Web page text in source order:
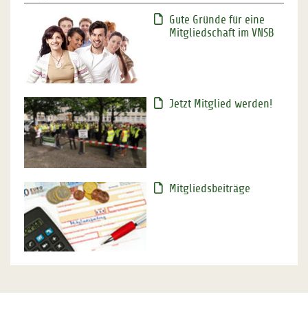
Gute Gründe für eine
Mitgliedschaft im VNSB
Jetzt Mitglied werden!
Mitgliedsbeiträge